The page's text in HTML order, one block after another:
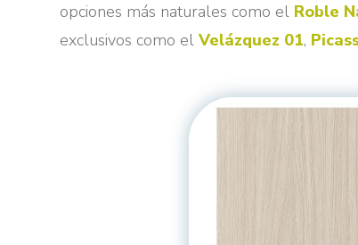
opciones más naturales como el Roble
exclusivos como elVelázquez 01,